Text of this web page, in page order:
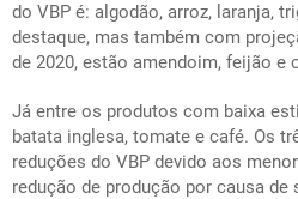
do VBP é: algodão, arroz, laranja,
destaque, mas também com
de 2020, estão amendoim, feijão e
Já entre os produtos com baixa
batata inglesa, tomate e café. Os
reduções do VBP devido aos
redução de produção por causa